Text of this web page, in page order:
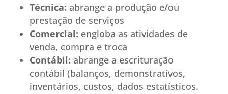
Técnica: abrange a produção e/ou
prestação de serviços
Comercial: engloba as atividades de
venda, compra e troca
Contábil: abrange a escrituração
contábil (balanços, demonstrativos,
inventários, custos, dados estatísticos.